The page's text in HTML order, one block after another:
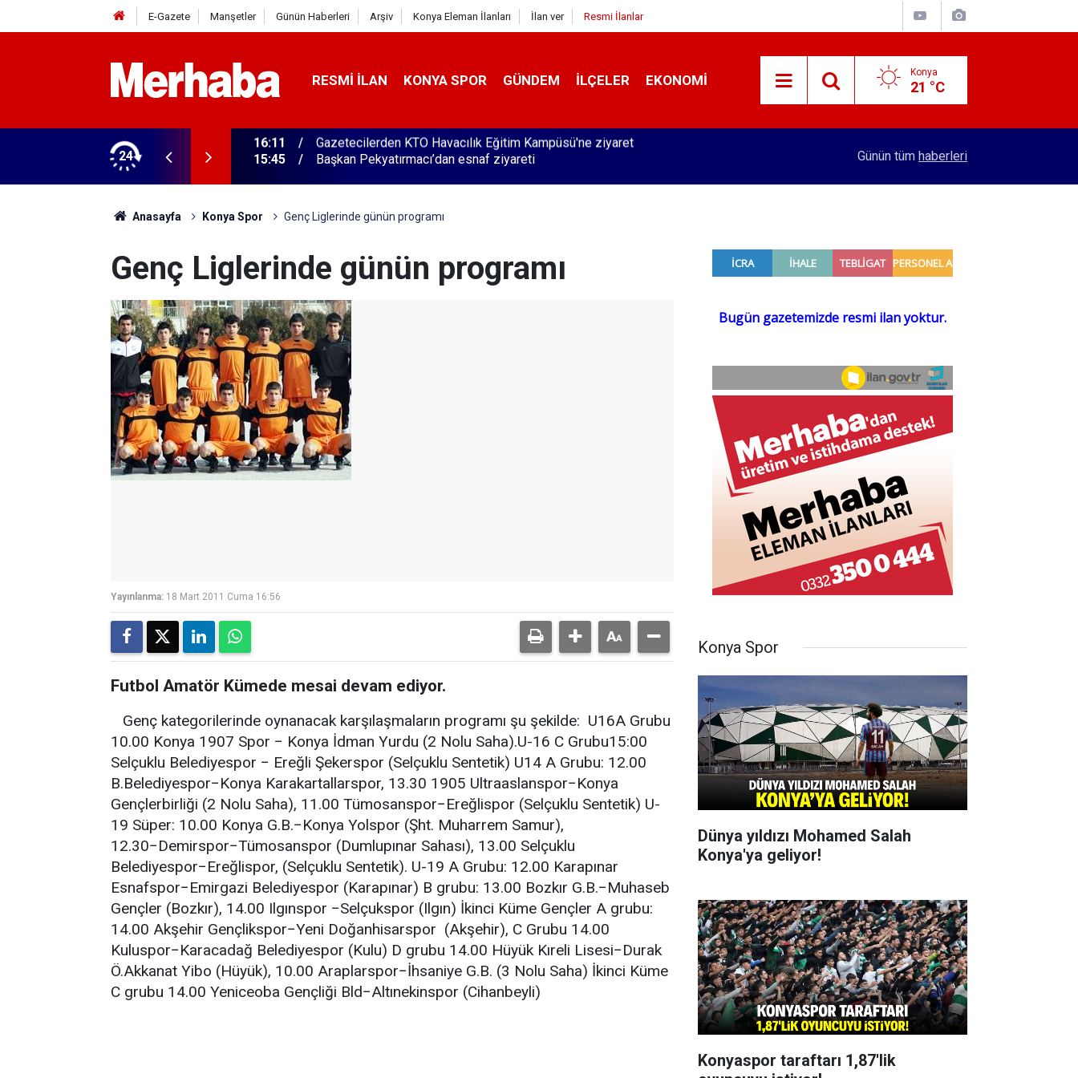
E-Gazete Manşetler Günün Haberleri Arşiv Konya Eleman İlanları İlan ver Resmi İlanlar
RESMI İLAN KONYA SPOR GÜNDEM İLÇELER EKONOMI Konya
21 °C
24
Kampüsü'ne ziyaret 15:45 Başkan Pekyatırmacı’dan esnaf ziyareti Konyalı patron 70 bin TL maaşla personel
Günün tüm haberleri
Anasayfa Konya Spor Genç Liglerinde günün programı
Genç Liglerinde günün programı
Yayınlanma: 18 Mart 2011 Cuma 16:56
Futbol Amatör Kümede mesai devam ediyor.
Genç kategorilerinde oynanacak karşılaşmaların programı şu şekilde: U16A Grubu
10.00 Konya 1907 Spor − Konya İdman Yurdu (2 Nolu Saha).U-16 C Grubu15:00
Selçuklu Belediyespor − Ereğli Şekerspor (Selçuklu Sentetik) U14 A Grubu: 12.00
B.Belediyespor−Konya Karakartallarspor, 13.30 1905 Ultraaslanspor−Konya
Gençlerbirliği (2 Nolu Saha), 11.00 Tümosanspor−Ereğlispor (Selçuklu Sentetik) U-
19 Süper: 10.00 Konya G.B.−Konya Yolspor (Şht. Muharrem Samur),
12.30−Demirspor−Tümosanspor (Dumlupınar Sahası), 13.00 Selçuklu
Belediyespor−Ereğlispor, (Selçuklu Sentetik). U-19 A Grubu: 12.00 Karapınar
Esnafspor−Emirgazi Belediyespor (Karapınar) B grubu: 13.00 Bozkır G.B.−Muhaseb
Gençler (Bozkır), 14.00 Ilgınspor −Selçukspor (Ilgın) İkinci Küme Gençler A grubu:
14.00 Akşehir Gençlikspor−Yeni Doğanhisarspor (Akşehir), C Grubu 14.00
Kuluspor−Karacadağ Belediyespor (Kulu) D grubu 14.00 Hüyük Kıreli Lisesi−Durak
Ö.Akkanat Yibo (Hüyük), 10.00 Araplarspor−İhsaniye G.B. (3 Nolu Saha) İkinci Küme
C grubu 14.00 Yeniceoba Gençliği Bld−Altınekinspor (Cihanbeyli)
Konya Spor
Dünya yıldızı Mohamed Salah
Konya'ya geliyor!
Konyaspor taraftarı 1,87'lik